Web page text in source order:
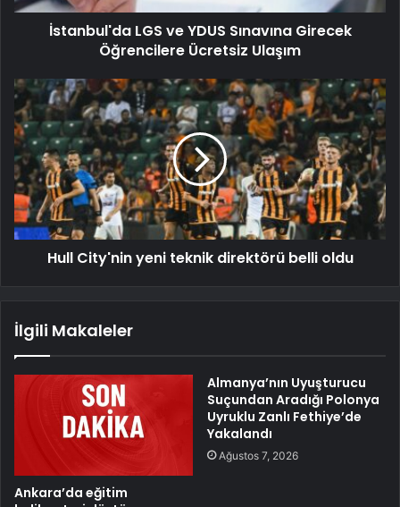
İstanbul'da LGS ve YDUS Sınavına Girecek
Öğrencilere Ücretsiz Ulaşım
Hull City'nin yeni teknik direktörü belli oldu
İlgili Makaleler
Ankara’da eğitim
Almanya’nın Uyuşturucu
Suçundan Aradığı Polonya
Uyruklu Zanlı Fethiye’de
Yakalandı
Ağustos 7, 2026